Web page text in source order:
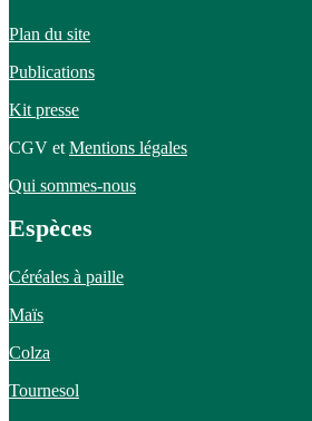
Plan du site
Publications
Kit presse
CGV et Mentions légales
Qui sommes-nous
Espèces
Céréales à paille
Maïs
Colza
Tournesol